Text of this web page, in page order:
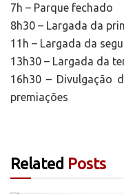
7h – Parque fechado
8h30 – Largada da
11h – Largada da
13h30 – Largada da
16h30 – Divulgação
premiações
Related Posts